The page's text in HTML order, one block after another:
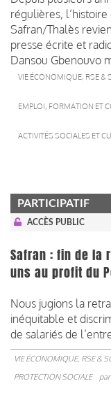
régulières,
Safran/Thalès
presse écrite et
Dansou Gbenouvo
VIE ÉCONOMIQUE, RSE &
EMPLOI, FORMATION ET
ACTIVITÉS SOCIALES ET
PARTICIPATIF
ACCÈS PUBLIC
Safran : fin de la
uns au profit du
Nous jugions la
inéquitable et
de salariés de
VIE ÉCONOMIQUE, RSE &
PROTECTION SOCIALE